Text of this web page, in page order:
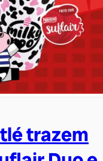
trazem